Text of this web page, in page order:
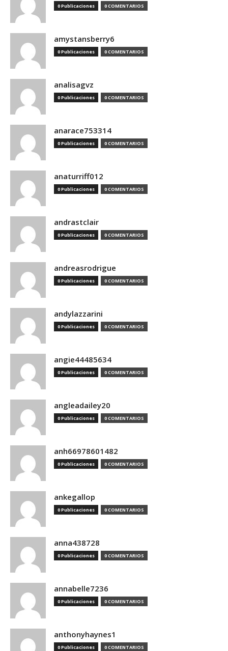
0 Publicaciones 0 COMENTARIOS
amystansberry6
0 Publicaciones 0 COMENTARIOS
analisagvz
0 Publicaciones 0 COMENTARIOS
anarace753314
0 Publicaciones 0 COMENTARIOS
anaturriff012
0 Publicaciones 0 COMENTARIOS
andrastclair
0 Publicaciones 0 COMENTARIOS
andreasrodrigue
0 Publicaciones 0 COMENTARIOS
andylazzarini
0 Publicaciones 0 COMENTARIOS
angie44485634
0 Publicaciones 0 COMENTARIOS
angleadailey20
0 Publicaciones 0 COMENTARIOS
anh66978601482
0 Publicaciones 0 COMENTARIOS
ankegallop
0 Publicaciones 0 COMENTARIOS
anna438728
0 Publicaciones 0 COMENTARIOS
annabelle7236
0 Publicaciones 0 COMENTARIOS
anthonyhaynes1
0 Publicaciones 0 COMENTARIOS